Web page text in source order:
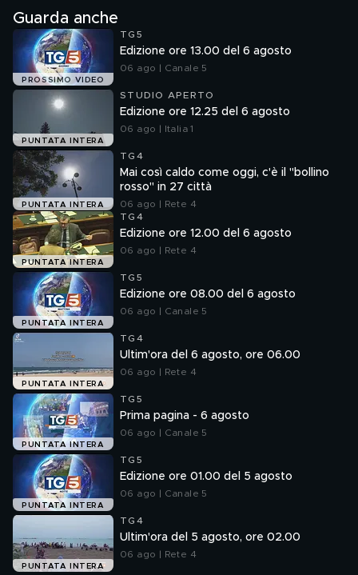
Guarda anche
PROSSIMO VIDEO
TG5
Edizione ore 13.00 del 6 agosto
06 ago | Canale 5
PUNTATA INTERA
STUDIO APERTO
Edizione ore 12.25 del 6 agosto
06 ago | Italia 1
PUNTATA INTERA
TG4
Mai così caldo come oggi, c'è il "bollino
rosso" in 27 città
06 ago | Rete 4
PUNTATA INTERA
TG4
Edizione ore 12.00 del 6 agosto
06 ago | Rete 4
PUNTATA INTERA
TG5
Edizione ore 08.00 del 6 agosto
06 ago | Canale 5
PUNTATA INTERA
TG4
Ultim'ora del 6 agosto, ore 06.00
06 ago | Rete 4
PUNTATA INTERA
TG5
Prima pagina - 6 agosto
06 ago | Canale 5
PUNTATA INTERA
TG5
Edizione ore 01.00 del 5 agosto
06 ago | Canale 5
PUNTATA INTERA
TG4
Ultim'ora del 5 agosto, ore 02.00
06 ago | Rete 4